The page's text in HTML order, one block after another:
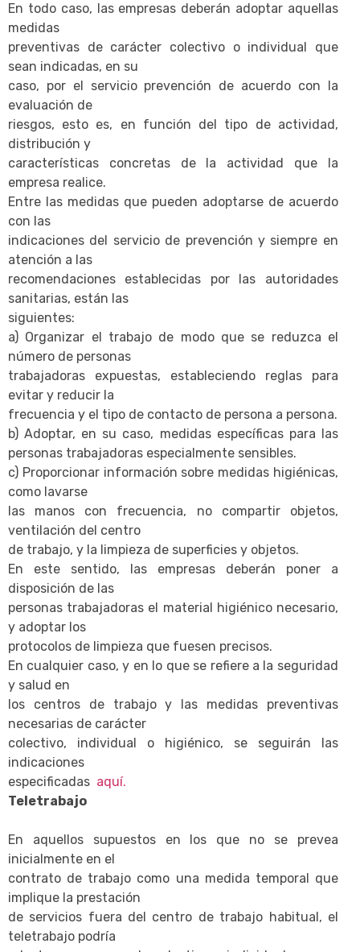
En todo caso, las empresas deberán adoptar aquellas
medidas
preventivas de carácter colectivo o individual que
sean indicadas, en su
caso, por el servicio prevención de acuerdo con la
evaluación de
riesgos, esto es, en función del tipo de actividad,
distribución y
características concretas de la actividad que la
empresa realice.
Entre las medidas que pueden adoptarse de acuerdo
con las
indicaciones del servicio de prevención y siempre en
atención a las
recomendaciones establecidas por las autoridades
sanitarias, están las
siguientes:
a) Organizar el trabajo de modo que se reduzca el
número de personas
trabajadoras expuestas, estableciendo reglas para
evitar y reducir la
frecuencia y el tipo de contacto de persona a persona.
b) Adoptar, en su caso, medidas específicas para las
personas trabajadoras especialmente sensibles.
c) Proporcionar información sobre medidas higiénicas,
como lavarse
las manos con frecuencia, no compartir objetos,
ventilación del centro
de trabajo, y la limpieza de superficies y objetos.
En este sentido, las empresas deberán poner a
disposición de las
personas trabajadoras el material higiénico necesario,
y adoptar los
protocolos de limpieza que fuesen precisos.
En cualquier caso, y en lo que se refiere a la seguridad
y salud en
los centros de trabajo y las medidas preventivas
necesarias de carácter
colectivo, individual o higiénico, se seguirán las
indicaciones
especificadas aquí.
Teletrabajo
En aquellos supuestos en los que no se prevea
inicialmente en el
contrato de trabajo como una medida temporal que
implique la prestación
de servicios fuera del centro de trabajo habitual, el
teletrabajo podría